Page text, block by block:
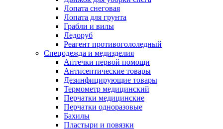
Лопата снеговая
Лопата для грунта
Грабли и вилы
Ледоруб
Реагент противогололедный
Спецодежда и медизделия
Аптечки первой помощи
Антисептические товары
Дезинфицирующие товары
Термометр медицинский
Перчатки медицинские
Перчатки одноразовые
Бахилы
Пластыри и повязки